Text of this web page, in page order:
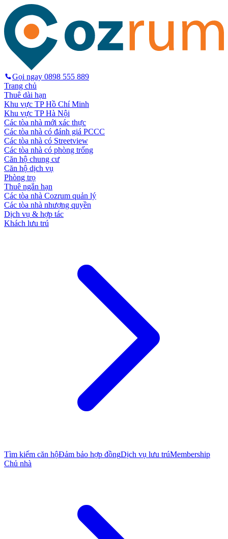
Gọi ngay 0898 555 889
Trang chủ
Thuê dài hạn
Khu vực TP Hồ Chí Minh
Khu vực TP Hà Nội
Các tòa nhà mới xác thực
Các tòa nhà có đánh giá PCCC
Các tòa nhà có Streetview
Các tòa nhà có phòng trống
Căn hộ chung cư
Căn hộ dịch vụ
Phòng trọ
Thuê ngắn hạn
Các tòa nhà Cozrum quản lý
Các tòa nhà nhượng quyền
Dịch vụ & hợp tác
Khách lưu trú
Tìm kiếm căn hộĐảm bảo hợp đồngDịch vụ lưu trúMembership
Chủ nhà